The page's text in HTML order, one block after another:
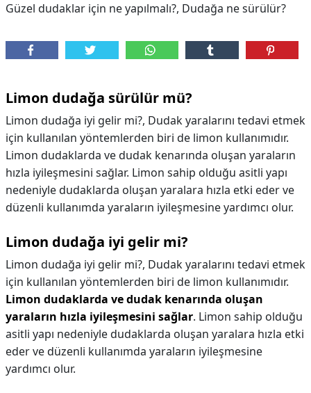
Güzel dudaklar için ne yapılmalı?, Dudağa ne sürülür?
Limon dudağa sürülür mü?
Limon dudağa iyi gelir mi?, Dudak yaralarını tedavi etmek
için kullanılan yöntemlerden biri de limon kullanımıdır.
Limon dudaklarda ve dudak kenarında oluşan yaraların
hızla iyileşmesini sağlar. Limon sahip olduğu asitli yapı
nedeniyle dudaklarda oluşan yaralara hızla etki eder ve
düzenli kullanımda yaraların iyileşmesine yardımcı olur.
Limon dudağa iyi gelir mi?
Limon dudağa iyi gelir mi?, Dudak yaralarını tedavi etmek
için kullanılan yöntemlerden biri de limon kullanımıdır.
Limon dudaklarda ve dudak kenarında oluşan
yaraların hızla iyileşmesini sağlar. Limon sahip olduğu
asitli yapı nedeniyle dudaklarda oluşan yaralara hızla etki
eder ve düzenli kullanımda yaraların iyileşmesine
yardımcı olur.